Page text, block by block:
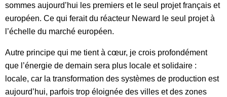
sommes aujourd’hui les premiers et le seul projet français et
européen. Ce qui ferait du réacteur Neward le seul projet à
l’échelle du marché européen.
Autre principe qui me tient à cœur, je crois profondément
que l’énergie de demain sera plus locale et solidaire :
locale, car la transformation des systèmes de production est
aujourd’hui, parfois trop éloignée des villes et des zones